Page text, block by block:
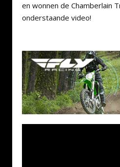
en wonnen de Chamberlain
onderstaande video!